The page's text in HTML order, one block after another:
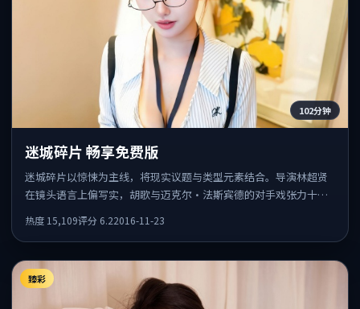
102分钟
迷城碎片 畅享免费版
迷城碎片以惊悚为主线，将现实议题与类型元素结合。导演林超贤
在镜头语言上偏写实，胡歌与迈克尔·法斯宾德的对手戏张力十
热度 15,109评分 6.22016-11-23
臻彩